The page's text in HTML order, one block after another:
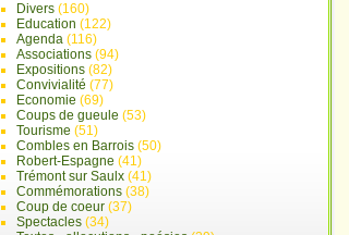
Divers (160)
Education (122)
Agenda (116)
Associations (94)
Expositions (82)
Convivialité (77)
Economie (69)
Coups de gueule (53)
Tourisme (51)
Combles en Barrois (50)
Robert-Espagne (41)
Trémont sur Saulx (41)
Commémorations (38)
Coup de coeur (37)
Spectacles (34)